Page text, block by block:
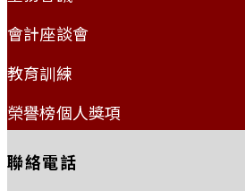
會計座談會
教育訓練
榮譽榜個人獎項
聯絡電話